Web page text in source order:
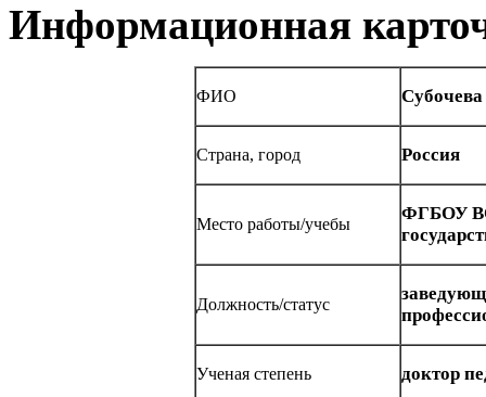
Информационная
ФИО
Страна, город Россия
Место работы/учебы
ФГБОУ
Должность/статус
Ученая степень доктор